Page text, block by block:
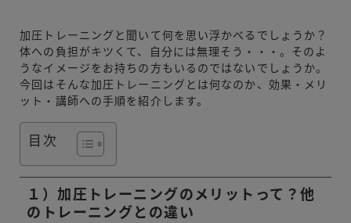
加圧トレーニングと聞いて何を思い浮かべるでしょうか？
体への負担がキツくて、自分には無理そう・・・。そのよ
うなイメージをお持ちの方もいるのではないでしょうか。
今回はそんな加圧トレーニングとは何なのか、効果・メリ
ット・講師への手順を紹介します。
目次
１）加圧トレーニングのメリットって？他
のトレーニングとの違い